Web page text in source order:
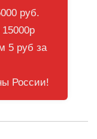
руб.
5 руб за
России!